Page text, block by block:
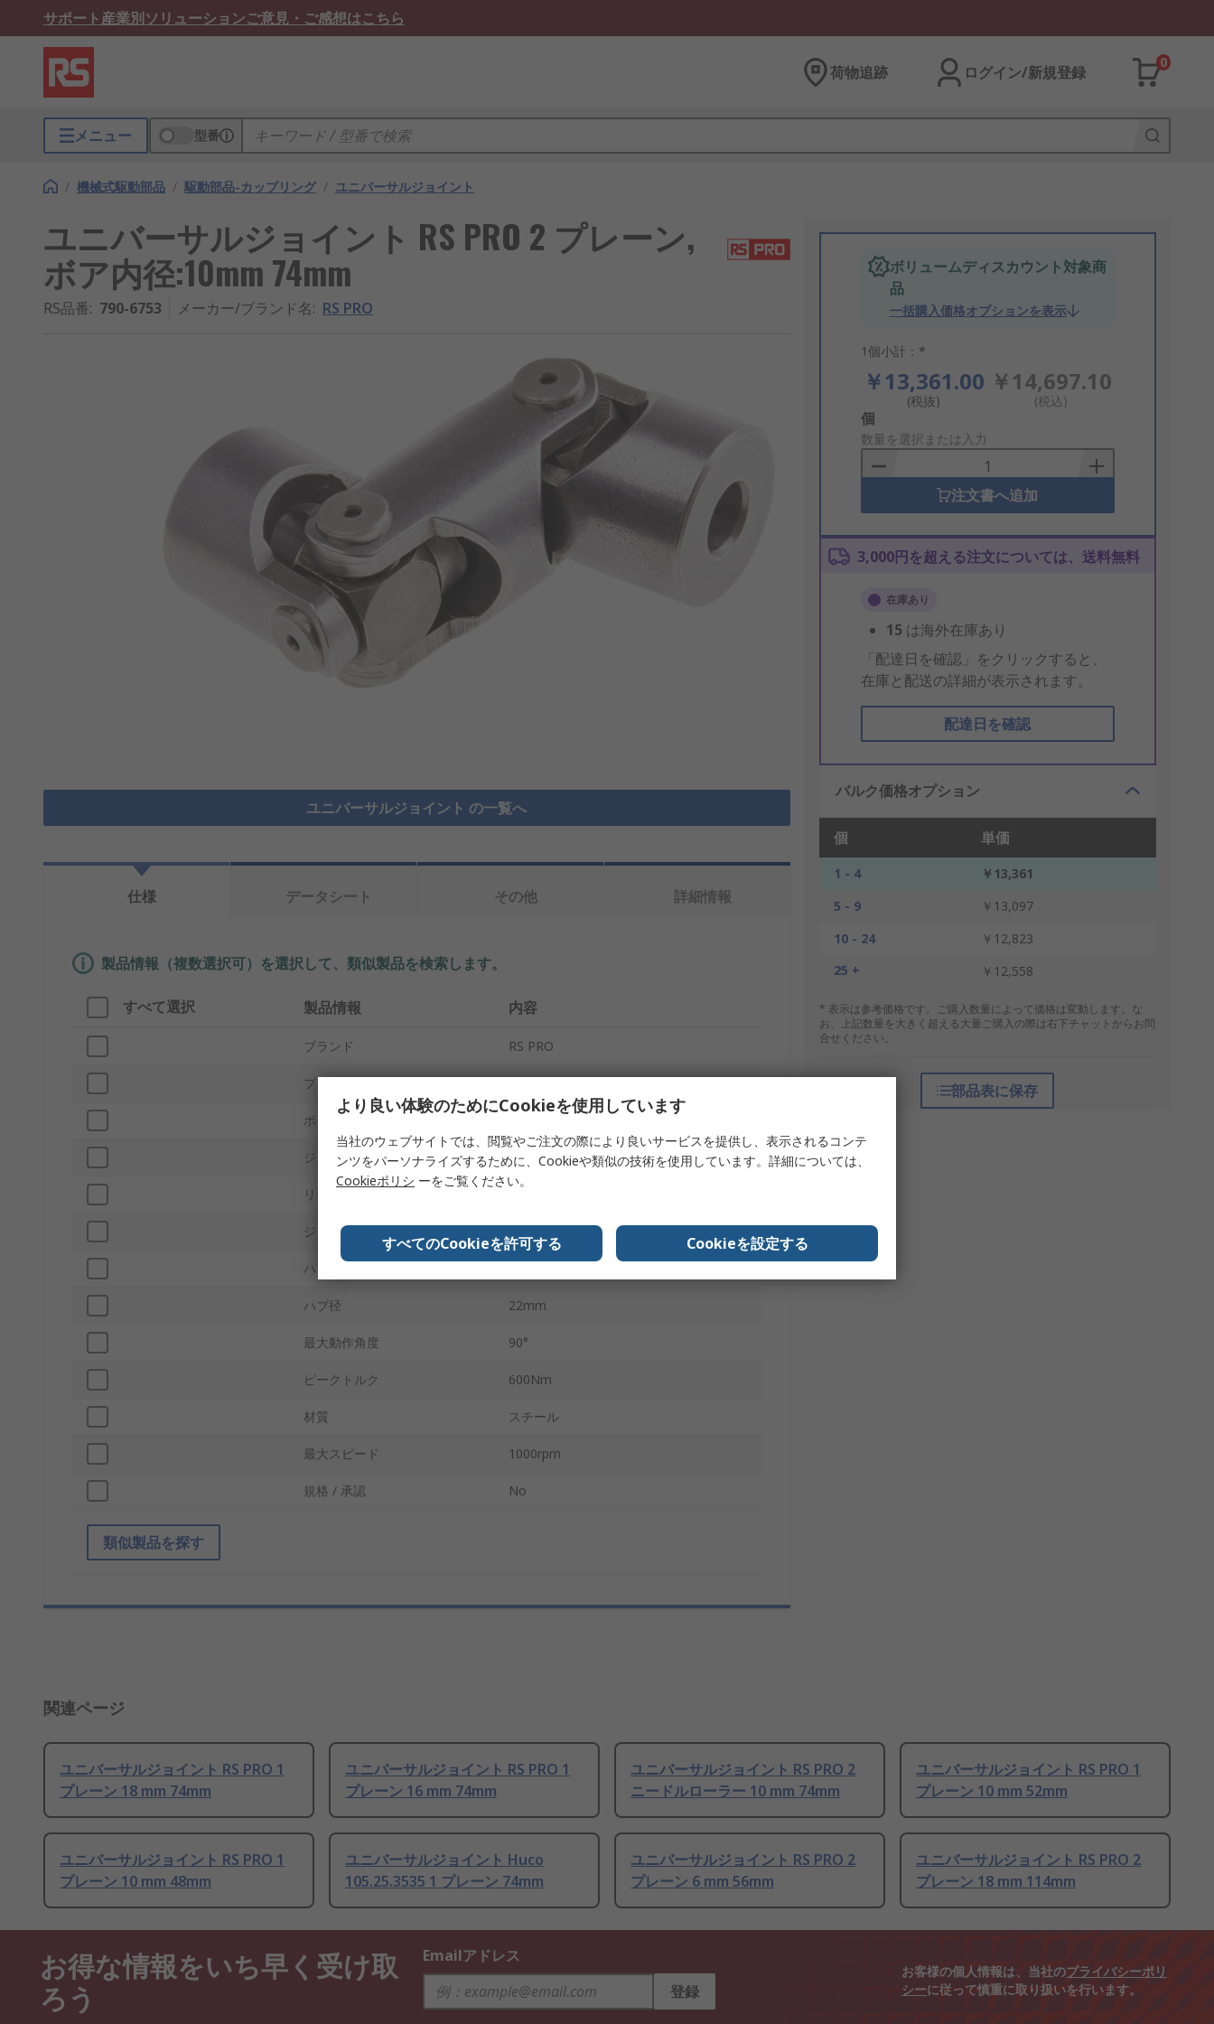
サポート産業別ソリューションご意見・ご感想はこちら
荷物追跡 ログイン/新規登録
0
メニュー 型番
/ 機械式駆動部品 / 駆動部品-カップリング / ユニバーサルジョイント
ユニバーサルジョイント RS PRO 2 プレーン,
ボア内径:10mm 74mm
RS品番: 790-6753 メーカー/ブランド名: RS PRO
ユニバーサルジョイント の一覧へ
ボリュームディスカウント対象商
品
一括購入価格オプションを表示
1個小計：*
￥13,361.00
(税抜)
￥14,697.10
(税込)
Add
to
Basket
個
数量を選択または入力
注文書へ追加
3,000円を超える注文については、送料無料
在庫あり
15 は海外在庫あり
「配達日を確認」をクリックすると、
在庫と配送の詳細が表示されます。
配達日を確認
バルク価格オプション
個 単価
1 - 4
￥13,361
5 - 9
￥13,097
10 - 24
￥12,823
25 +
￥12,558
* 表示は参考価格です。ご購入数量によって価格は変動します。な
お、上記数量を大きく超える大量ご購入の際は右下チャットからお問
合せください。
部品表に保存
仕様 データシート その他 詳細情報
製品情報（複数選択可）を選択して、類似製品を検索します。
すべて選択 製品情報 内容
ブランド RS PRO
プロダクトタイプ
ボア内径
ジョイントの数 2
リード間隔
ジョイントタイプ
ハブ種類
ハブ径 22mm
最大動作角度 90°
ピークトルク 600Nm
材質 スチール
最大スピード 1000rpm
規格 / 承認 No
類似製品を探す
関連ページ
ユニバーサルジョイント RS PRO 1
プレーン 18 mm 74mm
ユニバーサルジョイント RS PRO 1
プレーン 16 mm 74mm
ユニバーサルジョイント RS PRO 2
ニードルローラー 10 mm 74mm
ユニバーサルジョイント RS PRO 1
プレーン 10 mm 52mm
ユニバーサルジョイント RS PRO 1
プレーン 10 mm 48mm
ユニバーサルジョイント Huco
105.25.3535 1 プレーン 74mm
ユニバーサルジョイント RS PRO 2
プレーン 6 mm 56mm
ユニバーサルジョイント RS PRO 2
プレーン 18 mm 114mm
お得な情報をいち早く受け取
ろう
Emailアドレス
登録
お客様の個人情報は、当社のプライバシーポリ
シーに従って慎重に取り扱いを行います。
より良い体験のためにCookieを使用しています
当社のウェブサイトでは、閲覧やご注文の際により良いサービスを提供し、表示されるコンテ
ンツをパーソナライズするために、Cookieや類似の技術を使用しています。詳細については、
Cookieポリシ ーをご覧ください。
すべてのCookieを許可する Cookieを設定する